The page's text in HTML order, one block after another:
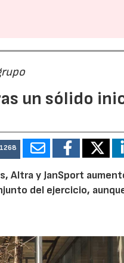
un sólido
1268
Altra y JanSport
del ejercicio,